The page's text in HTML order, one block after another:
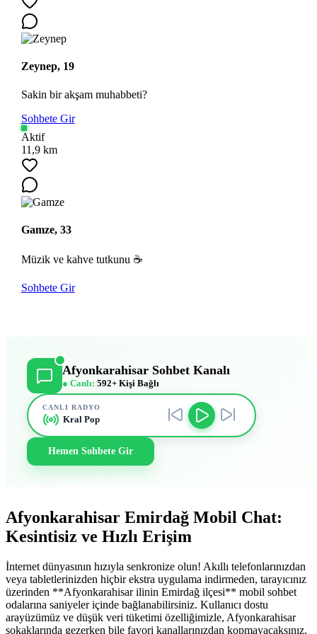
Zeynep, 19
Sakin bir akşam muhabbeti?
Sohbete Gir
Aktif
11,9 km
Gamze, 33
Müzik ve kahve tutkunu ☕
Sohbete Gir
Afyonkarahisar Sohbet Kanalı
● Canlı: 592+ Kişi Bağlı
CANLI RADYO
Kral Pop
Hemen Sohbete Gir
Afyonkarahisar Emirdağ Mobil Chat:
Kesintisiz ve Hızlı Erişim
İnternet dünyasının hızıyla senkronize olun! Akıllı telefonlarınızdan
veya tabletlerinizden hiçbir ekstra uygulama indirmeden, tarayıcınız
üzerinden **Afyonkarahisar ilinin Emirdağ ilçesi** mobil sohbet
odalarına saniyeler içinde bağlanabilirsiniz. Kullanıcı dostu
arayüzümüz ve düşük veri tüketimi özelliğimizle, Afyonkarahisar
sokaklarında gezerken bile favori kanallarınızdan kopmayacaksınız.